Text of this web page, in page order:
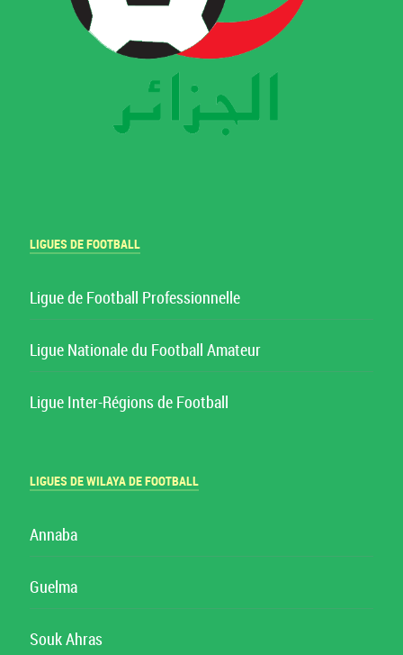
LIGUES DE FOOTBALL
Ligue de Football Professionnelle
Ligue Nationale du Football Amateur
Ligue Inter-Régions de Football
LIGUES DE WILAYA DE FOOTBALL
Annaba
Guelma
Souk Ahras